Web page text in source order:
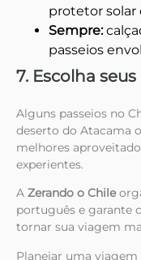
protetor solar
Sempre:
passeios
7. Escolha
Alguns passeios no
deserto do Atacama
melhores
experientes.
A Zerando o Chile
português e garante
tornar sua viagem
Planejar uma viagem